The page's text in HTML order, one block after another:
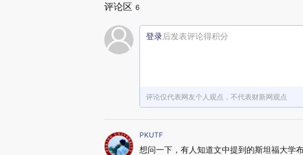
评论区 6
登录后发表评论得积分
评论仅代表网友个人观点，不代表财新网观点
PKUTF
想问一下，有人知道文中提到的斯坦福大学